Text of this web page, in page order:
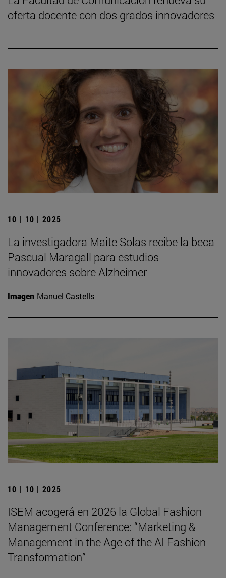
oferta docente con dos grados innovadores
10 | 10 | 2025
La investigadora Maite Solas recibe la beca
Pascual Maragall para estudios
innovadores sobre Alzheimer
Imagen Manuel Castells
10 | 10 | 2025
ISEM acogerá en 2026 la Global Fashion
Management Conference: “Marketing &
Management in the Age of the AI Fashion
Transformation”